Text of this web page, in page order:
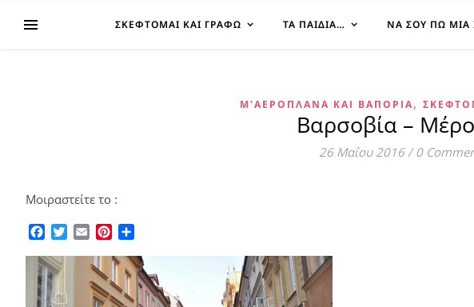
ΣΚΈΦΤΟΜΑΙ ΚΑΙ ΓΡΆΦΩ ΤΑ ΠΑΙΔΊΑ… ΝΑ ΣΟΥ ΠΩ ΜΙΑ
Μ'ΑΕΡΟΠΛΆΝΑ ΚΑΙ ΒΑΠΌΡΙΑ,
Βαρσοβία –
26 Μαΐου 2016 / 0
Μοιραστείτε το :
Facebook
TwitterEmailPinterest